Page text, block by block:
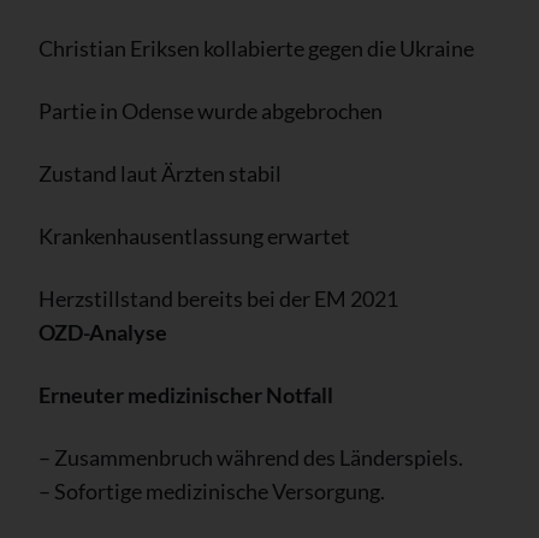
Christian Eriksen kollabierte gegen die Ukraine
Partie in Odense wurde abgebrochen
Zustand laut Ärzten stabil
Krankenhausentlassung erwartet
Herzstillstand bereits bei der EM 2021
OZD-Analyse
Erneuter medizinischer Notfall
– Zusammenbruch während des Länderspiels.
– Sofortige medizinische Versorgung.